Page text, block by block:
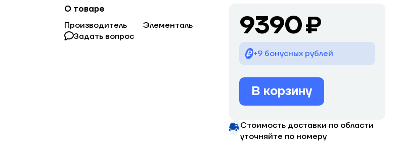
О товаре
Производитель
Элементаль
Задать вопрос
9390 ₽
+9 бонусных рублей
В корзину
Стоимость доставки по области
уточняйте по номеру